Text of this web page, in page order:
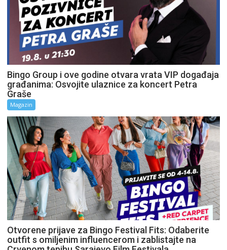
Bingo Group i ove godine otvara vrata VIP događaja
građanima: Osvojite ulaznice za koncert Petra
Graše
Magazin
Otvorene prijave za Bingo Festival Fits: Odaberite
outfit s omiljenim influencerom i zablistajte na